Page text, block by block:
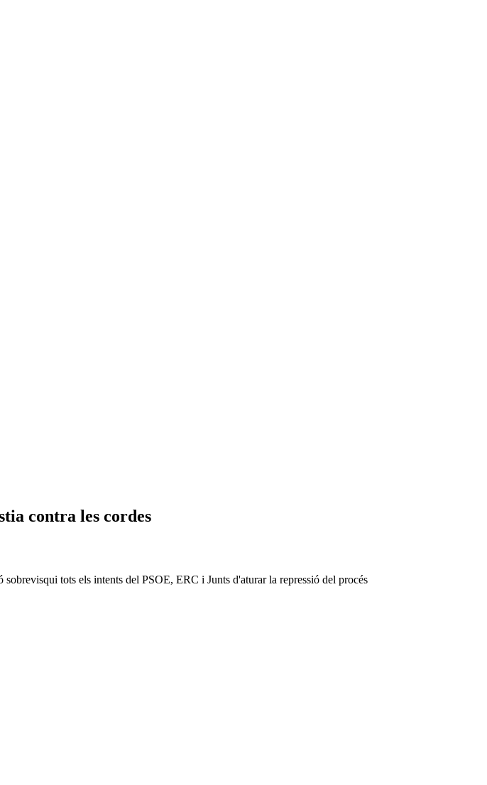
contra les cordes
tots els intents del PSOE, ERC i Junts d'aturar la repressió del procés